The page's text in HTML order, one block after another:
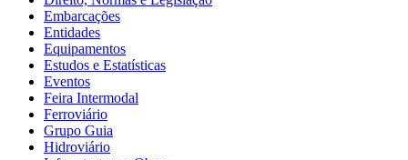
Embarcações
Entidades
Equipamentos
Estudos e Estatísticas
Eventos
Feira Intermodal
Ferroviário
Grupo Guia
Hidroviário